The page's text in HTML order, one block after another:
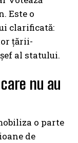
Este o
clarificată:
țării-
al statului.
nu au
o parte
de